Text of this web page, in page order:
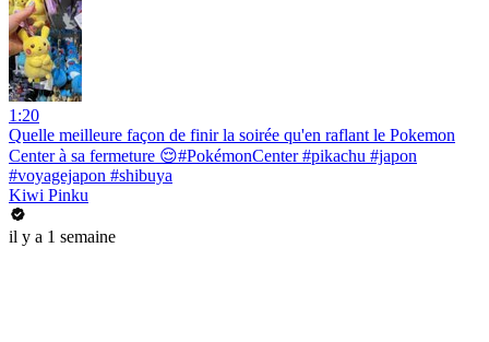
1:20
Quelle meilleure façon de finir la soirée qu'en raflant le Pokemon
Center à sa fermeture 😌#PokémonCenter #pikachu #japon
#voyagejapon #shibuya
Kiwi Pinku
il y a 1 semaine